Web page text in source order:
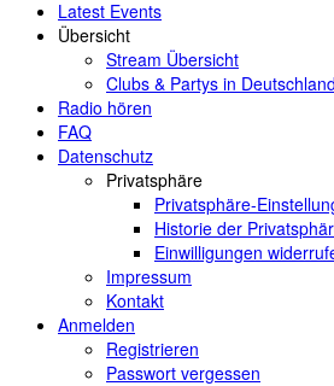
Latest Events
Übersicht
Stream Übersicht
Clubs & Partys in Deutschland
Radio hören
FAQ
Datenschutz
Privatsphäre
Privatsphäre-
Historie der
Einwilligungen
Impressum
Kontakt
Anmelden
Registrieren
Passwort vergessen